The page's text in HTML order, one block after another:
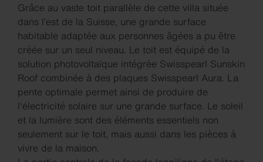
Grâce au vaste toit parallèle de cette villa située
dans l’est de la Suisse, une grande surface
habitable adaptée aux personnes âgées a pu être
créée sur un seul niveau. Le toit est équipé de la
solution photovoltaïque intégrée Swisspearl Sunskin
Roof combinée à des plaques Swisspearl Aura. La
pente optimale permet ainsi de produire de
l'électricité solaire sur une grande surface. Le soleil
et la lumière sont des éléments essentiels non
seulement sur le toit, mais aussi dans les pièces à
vivre de la maison.